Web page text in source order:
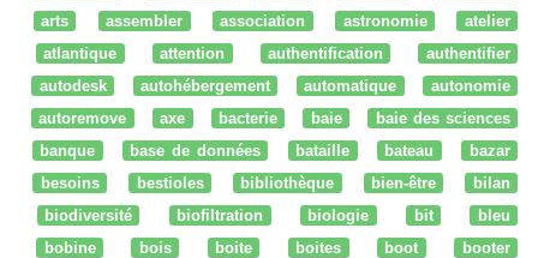
arts
assembler association astronomie
atelier
atlantique
attention authentification
authentifier
autodesk
autohébergement automatique
autonomie
autoremove
axe bacterie baie
baie des sciences
banque
base de données bataille bateau
bazar
besoins
bestioles bibliothèque bien-être
bilan
biodiversité
biofiltration biologie bit
bleu
bobine
bois boite boites boot
booter